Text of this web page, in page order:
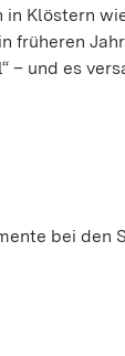
Klöstern
früheren
– und es
bei den